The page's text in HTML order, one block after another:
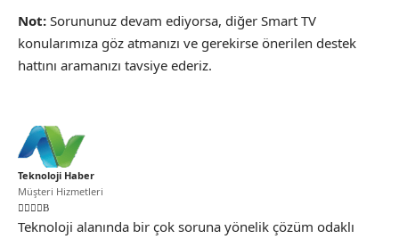
Not: Sorununuz devam ediyorsa, diğer Smart TV
konularımıza göz atmanızı ve gerekirse önerilen destek
hattını aramanızı tavsiye ederiz.
Teknoloji Haber
Müşteri Hizmetleri
Teknoloji alanında bir çok soruna yönelik çözüm odaklı